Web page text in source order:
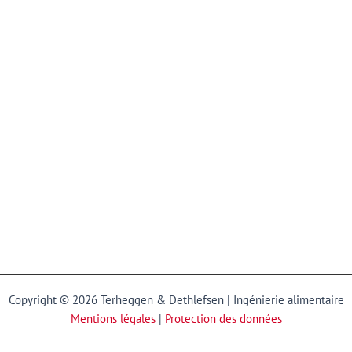
Copyright © 2026 Terheggen & Dethlefsen | Ingénierie alimentaire
Mentions légales| Protection des données